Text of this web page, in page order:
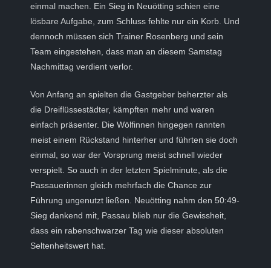
einmal machen. Ein Sieg in Neuötting schien eine
lösbare Aufgabe, zum Schluss fehlte nur ein Korb. Und
dennoch müssen sich Trainer Rosenberg und sein
Team eingestehen, dass man an diesem Samstag
Nachmittag verdient verlor.
Von Anfang an spielten die Gastgeber beherzter als
die Dreiflüssestädter, kämpften mehr und waren
einfach präsenter. Die Wölfinnen hingegen rannten
meist einem Rückstand hinterher und führten sie doch
einmal, so war der Vorsprung meist schnell wieder
verspielt. So auch in der letzten Spielminute, als die
Passauerinnen gleich mehrfach die Chance zur
Führung ungenutzt ließen. Neuötting nahm den 50:49-
Sieg dankend mit, Passau blieb nur die Gewissheit,
dass ein rabenschwarzer Tag wie dieser absoluten
Seltenheitswert hat.